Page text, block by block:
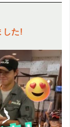
した!